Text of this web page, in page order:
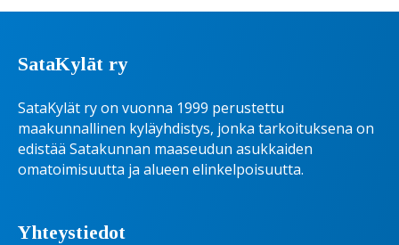
SataKylät ry
SataKylät ry on vuonna 1999 perustettu
maakunnallinen kyläyhdistys, jonka tarkoituksena on
edistää Satakunnan maaseudun asukkaiden
omatoimisuutta ja alueen elinkelpoisuutta.
Yhteystiedot